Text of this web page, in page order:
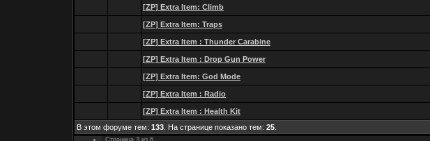
[ZP] Extra Item: Climb
[ZP] Extra Item: Traps
[ZP] Extra Item : Thunder Carabine
[ZP] Extra Item : Drop Gun Power
[ZP] Extra Item: God Mode
[ZP] Extra Item : Radio
[ZP] Extra Item : Health Kit
В этом форуме тем: 133 . На странице показано тем: 25
Страница 3 из 6